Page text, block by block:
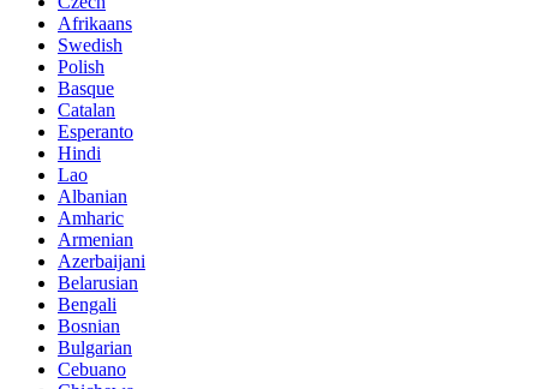
Afrikaans
Swedish
Polish
Basque
Catalan
Esperanto
Hindi
Lao
Albanian
Amharic
Armenian
Azerbaijani
Belarusian
Bengali
Bosnian
Bulgarian
Cebuano